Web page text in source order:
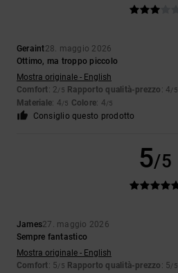
Geraint28. maggio 2026
Ottimo, ma troppo piccolo
Mostra originale - English
Comfort: 2/5 Rapporto qualità-prezzo : 4/5
Materiale: 4/5 Colore: 4/5
Consiglio questo prodotto
5/5
James27. maggio 2026
Sempre fantastico
Mostra originale - English
Comfort: 5/5 Rapporto qualità-prezzo : 5/5